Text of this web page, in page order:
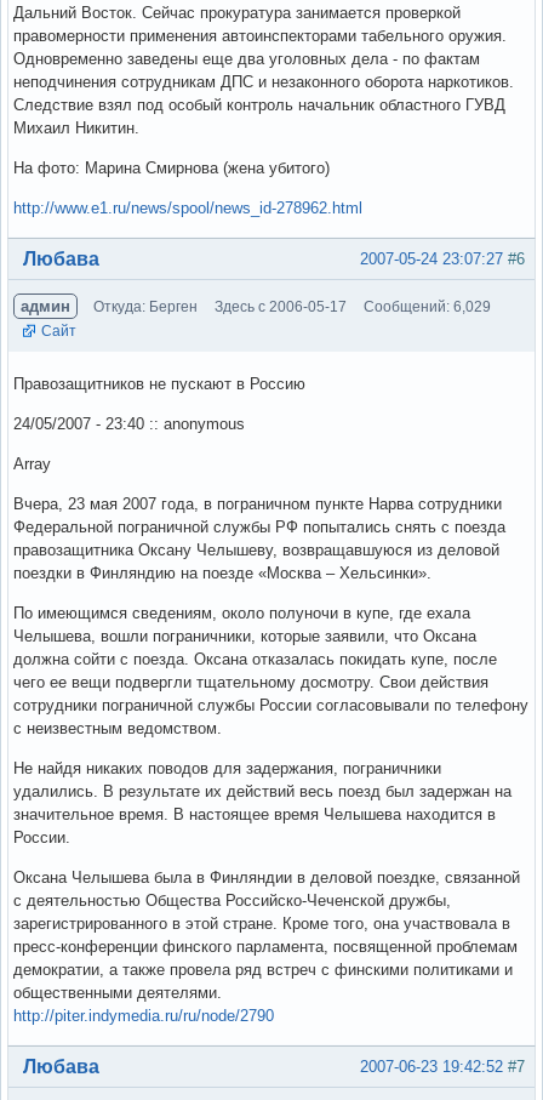
Дальний Восток. Сейчас прокуратура занимается проверкой
правомерности применения автоинспекторами табельного оружия.
Одновременно заведены еще два уголовных дела - по фактам
неподчинения сотрудникам ДПС и незаконного оборота наркотиков.
Следствие взял под особый контроль начальник областного ГУВД
Михаил Никитин.
На фото: Марина Смирнова (жена убитого)
http://www.e1.ru/news/spool/news_id-278962.html
Вне форума #6
2007-05-24 23:07:27
Любава
админ Откуда: Берген Здесь с 2006-05-17
Сообщений: 6,029
Сайт
Правозащитников не пускают в Россию
24/05/2007 - 23:40 :: anonymous
Array
Вчера, 23 мая 2007 года, в пограничном пункте Нарва сотрудники
Федеральной пограничной службы РФ попытались снять с поезда
правозащитника Оксану Челышеву, возвращавшуюся из деловой
поездки в Финляндию на поезде «Москва – Хельсинки».
По имеющимся сведениям, около полуночи в купе, где ехала
Челышева, вошли пограничники, которые заявили, что Оксана
должна сойти с поезда. Оксана отказалась покидать купе, после
чего ее вещи подвергли тщательному досмотру. Свои действия
сотрудники пограничной службы России согласовывали по телефону
с неизвестным ведомством.
Не найдя никаких поводов для задержания, пограничники
удалились. В результате их действий весь поезд был задержан на
значительное время. В настоящее время Челышева находится в
России.
Оксана Челышева была в Финляндии в деловой поездке, связанной
с деятельностью Общества Российско-Чеченской дружбы,
зарегистрированного в этой стране. Кроме того, она участвовала в
пресс-конференции финского парламента, посвященной проблемам
демократии, а также провела ряд встреч с финскими политиками и
общественными деятелями.
http://piter.indymedia.ru/ru/node/2790
Вне форума #7
2007-06-23 19:42:52
Любава